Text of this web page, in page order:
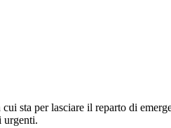
sta per lasciare il reparto di
urgenti.